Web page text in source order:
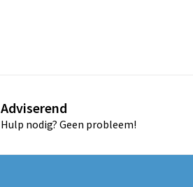
Adviserend
Hulp nodig? Geen probleem!